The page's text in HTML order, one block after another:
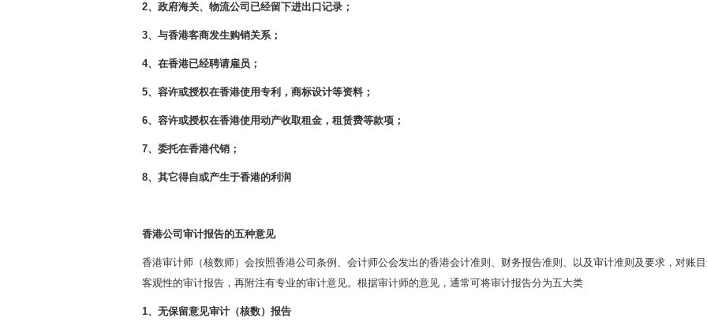
2、政府海关、物流公司已经留下进出口记录；
3、与香港客商发生购销关系；
4、在香港已经聘请雇员；
5、容许或授权在香港使用专利，商标设计等资料；
6、容许或授权在香港使用动产收取租金，租赁费等款项；
7、委托在香港代销；
8、其它得自或产生于香港的利润
香港公司审计报告的五种意见
香港审计师（核数师）会按照香港公司条例、会计师公会发出的香港会计准则、财务报告准则、以及审计准则及要求，对账
客观性的审计报告，再附注有专业的审计意见。根据审计师的意见，通常可将审计报告分为五大类
1、无保留意见审计（核数）报告